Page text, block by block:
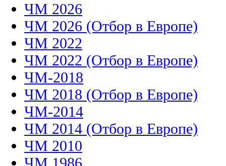
ЧМ 2026
ЧМ 2026 (Отбор в Европе)
ЧМ 2022
ЧМ 2022 (Отбор в Европе)
ЧМ-2018
ЧМ 2018 (Отбор в Европе)
ЧМ-2014
ЧМ 2014 (Отбор в Европе)
ЧМ 2010